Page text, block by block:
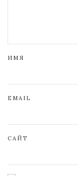
ИМЯ
EMAIL
САЙТ